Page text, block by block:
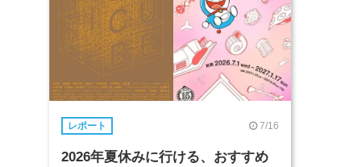
レポート 7/16
2026年夏休みに行ける、おすすめ